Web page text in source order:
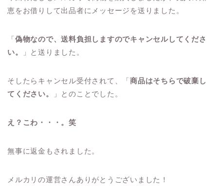
恵をお借りして出品者にメッセージを送りました。
「偽物なので、送料負担しますのでキャンセルしてくださ
い。
」と送りました。
そしたらキャンセル受付されて、「商品はそちらで破棄し
てください。
」とのことでした。
え？こわ・・・。笑
無事に返金もされました。
メルカリの運営さんありがとうございました！